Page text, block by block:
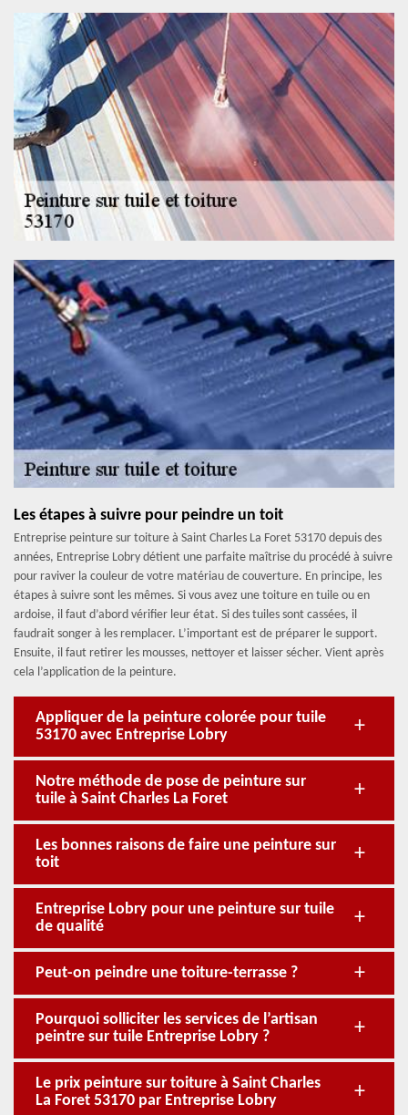
Les étapes à suivre pour peindre un toit
Entreprise peinture sur toiture à Saint Charles La Foret 53170 depuis des
années, Entreprise Lobry détient une parfaite maîtrise du procédé à suivre
pour raviver la couleur de votre matériau de couverture. En principe, les
étapes à suivre sont les mêmes. Si vous avez une toiture en tuile ou en
ardoise, il faut d’abord vérifier leur état. Si des tuiles sont cassées, il
faudrait songer à les remplacer. L’important est de préparer le support.
Ensuite, il faut retirer les mousses, nettoyer et laisser sécher. Vient après
cela l’application de la peinture.
Appliquer de la peinture colorée pour tuile
53170 avec Entreprise Lobry
Notre méthode de pose de peinture sur
tuile à Saint Charles La Foret
Les bonnes raisons de faire une peinture sur
toit
Entreprise Lobry pour une peinture sur tuile
de qualité
Peut-on peindre une toiture-terrasse ?
Pourquoi solliciter les services de l’artisan
peintre sur tuile Entreprise Lobry ?
Le prix peinture sur toiture à Saint Charles
La Foret 53170 par Entreprise Lobry